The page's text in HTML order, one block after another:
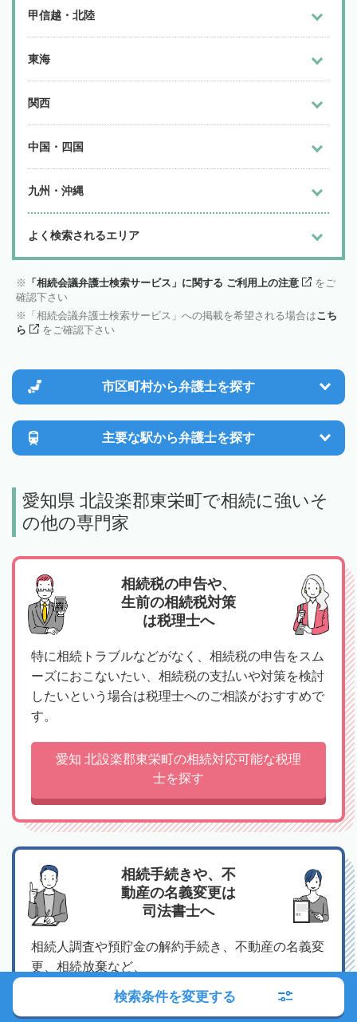
甲信越・北陸
東海
関西
中国・四国
九州・沖縄
よく検索されるエリア
「相続会議弁護士検索サービス」に関する ご利用上の注意
をご
確認下さい
「相続会議弁護士検索サービス」への掲載を希望される場合はこち
ら
をご確認下さい
市区町村から弁護士を探す
主要な駅から弁護士を探す
愛知県 北設楽郡東栄町で相続に強いそ
の他の専門家
相続税の申告や、
生前の相続税対策
は税理士へ
特に相続トラブルなどがなく、相続税の申告をスム
ーズにおこないたい、相続税の支払いや対策を検討
したいという場合は税理士へのご相談がおすすめで
す。
愛知 北設楽郡東栄町の相続対応可能な税理
士を探す
相続手続きや、不
動産の名義変更は
司法書士へ
相続人調査や預貯金の解約手続き、不動産の名義変
更、相続放棄など、
相続にまつわる手続き全般は司法書士へのご相談が
おすすめです。
検索条件を変更する